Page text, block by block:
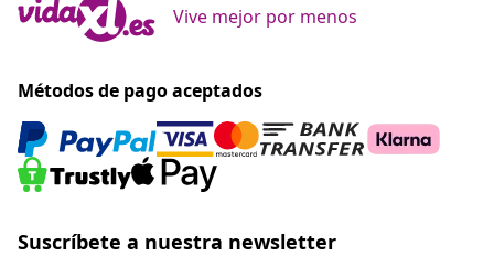
Vive mejor por menos
Métodos de pago aceptados
Suscríbete a nuestra newsletter